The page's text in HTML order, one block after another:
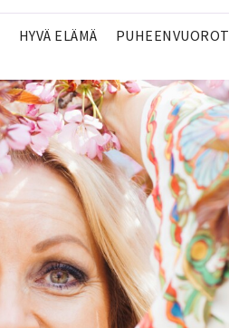
HYVÄ ELÄMÄ PUHEENVUOROT